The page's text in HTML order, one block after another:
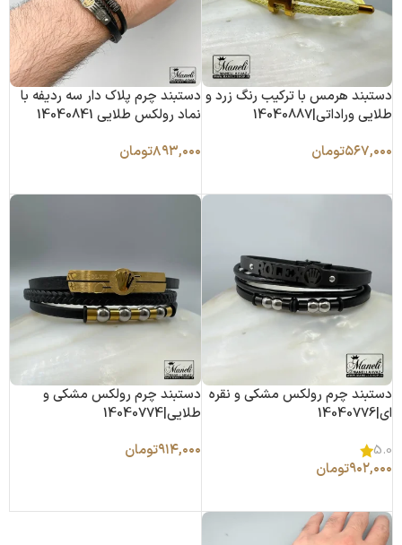
دستبند هرمس با ترکیب رنگ زرد و
طلایی وراداتی|14040887
۵۶۷,۰۰۰تومان
دستبند چرم پلاک دار سه ردیفه با
نماد رولکس طلایی 14040841
۸۹۳,۰۰۰تومان
دستبند چرم رولکس مشکی و نقره
ای|14040776
5.0
۹۰۲,۰۰۰تومان
دستبند چرم رولکس مشکی و
طلایی|14040774
۹۱۴,۰۰۰تومان